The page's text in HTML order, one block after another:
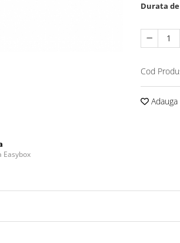
Durata
Cod
Easybox